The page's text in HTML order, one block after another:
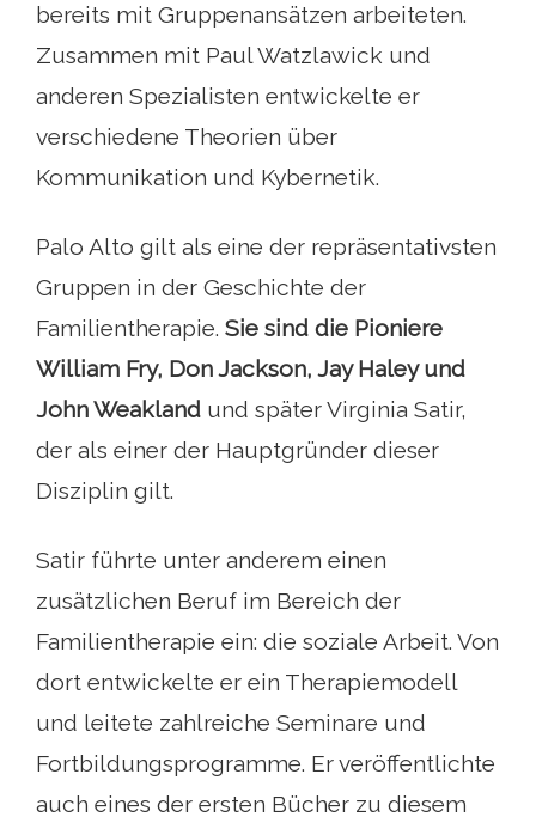
bereits mit Gruppenansätzen arbeiteten.
Zusammen mit Paul Watzlawick und
anderen Spezialisten entwickelte er
verschiedene Theorien über
Kommunikation und Kybernetik.
Palo Alto gilt als eine der repräsentativsten
Gruppen in der Geschichte der
Familientherapie. Sie sind die Pioniere
William Fry, Don Jackson, Jay Haley und
John Weakland und später Virginia Satir,
der als einer der Hauptgründer dieser
Disziplin gilt.
Satir führte unter anderem einen
zusätzlichen Beruf im Bereich der
Familientherapie ein: die soziale Arbeit. Von
dort entwickelte er ein Therapiemodell
und leitete zahlreiche Seminare und
Fortbildungsprogramme. Er veröffentlichte
auch eines der ersten Bücher zu diesem